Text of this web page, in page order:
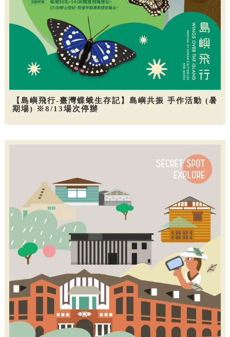
【島嶼飛行-臺灣蝶蛾生存記】島嶼共振 手作活動 (暑
期場) ※8/13場次停辦